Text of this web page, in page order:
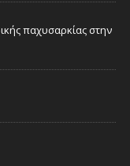
παχυσαρκίας στην